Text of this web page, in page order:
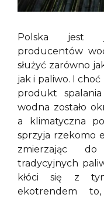
Polska jest
producentów
służyć zarówno
jak i paliwo. I
produkt
wodna zostało
a klimatyczna
sprzyja rzekomo
zmierzając
tradycyjnych
kłóci się z
ekotrendem